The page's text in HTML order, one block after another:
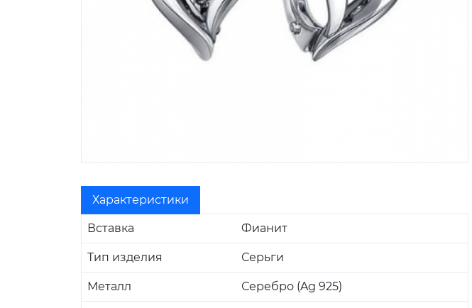
Характеристики
Вставка Фианит
Тип изделия Серьги
Металл Серебро (Ag 925)